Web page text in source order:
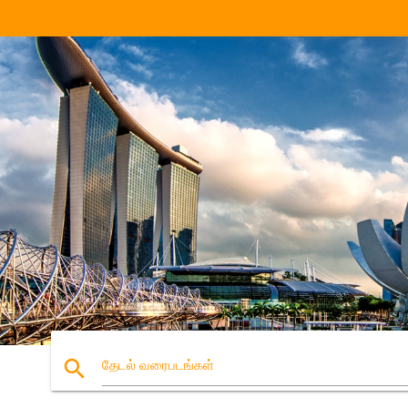
search தேடல் வரைபடங்கள்